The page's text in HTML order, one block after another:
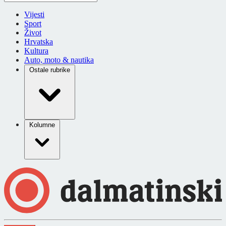
Vijesti
Sport
Život
Hrvatska
Kultura
Auto, moto & nautika
Ostale rubrike
Kolumne